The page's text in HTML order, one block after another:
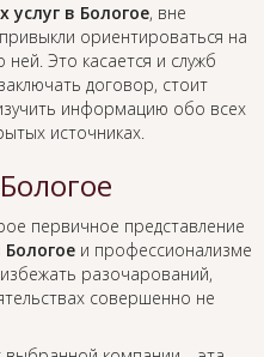
услуг в Бологое, вне
ориентироваться на
Это касается и служб
договор, стоит
информацию обо всех
источниках.
первичное представление
и профессионализме
разочарований,
совершенно не